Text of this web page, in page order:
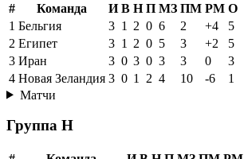
# Команда И В Н П МЗ ПМ РМ О
1 Бельгия 3 1 2 0 6 2 +4
5
2 Египет 3 1 2 0 5 3 +2
5
3 Иран 3 0 3 0 3 3 0
3
4 Новая Зеландия 3 0 1 2 4 10 -6
1
Матчи
Группа H